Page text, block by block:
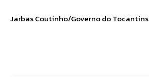
Jarbas Coutinho/Governo do Tocantins